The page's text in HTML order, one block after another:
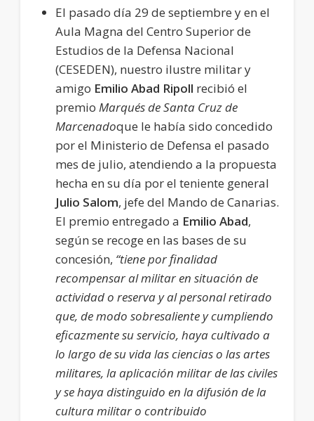
El pasado día 29 de septiembre y en el
Aula Magna del Centro Superior de
Estudios de la Defensa Nacional
(CESEDEN), nuestro ilustre militar y
amigo Emilio Abad Ripoll recibió el
premio Marqués de Santa Cruz de
Marcenadoque le había sido concedido
por el Ministerio de Defensa el pasado
mes de julio, atendiendo a la propuesta
hecha en su día por el teniente general
Julio Salom, jefe del Mando de Canarias.
El premio entregado a Emilio Abad,
según se recoge en las bases de su
concesión, “tiene por finalidad
recompensar al militar en situación de
actividad o reserva y al personal retirado
que, de modo sobresaliente y cumpliendo
eficazmente su servicio, haya cultivado a
lo largo de su vida las ciencias o las artes
militares, la aplicación militar de las civiles
y se haya distinguido en la difusión de la
cultura militar o contribuido